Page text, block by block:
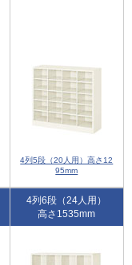
4列5段（20人用）高さ12
95mm
4列6段（24人用）
高さ1535mm